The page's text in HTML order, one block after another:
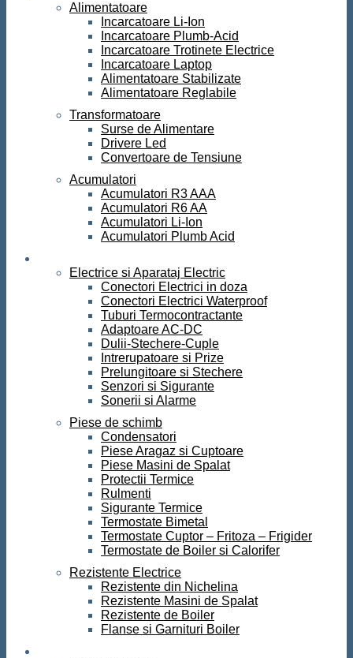
Alimentatoare
Incarcatoare Li-Ion
Incarcatoare Plumb-Acid
Incarcatoare Trotinete Electrice
Incarcatoare Laptop
Alimentatoare Stabilizate
Alimentatoare Reglabile
Transformatoare
Surse de Alimentare
Drivere Led
Convertoare de Tensiune
Acumulatori
Acumulatori R3 AAA
Acumulatori R6 AA
Acumulatori Li-Ion
Acumulatori Plumb Acid
Electrice si Aparataj Electric
Conectori Electrici in doza
Conectori Electrici Waterproof
Tuburi Termocontractante
Adaptoare AC-DC
Dulii-Stechere-Cuple
Intrerupatoare si Prize
Prelungitoare si Stechere
Senzori si Sigurante
Sonerii si Alarme
Piese de schimb
Condensatori
Piese Aragaz si Cuptoare
Piese Masini de Spalat
Protectii Termice
Rulmenti
Sigurante Termice
Termostate Bimetal
Termostate Cuptor – Fritoza – Frigider
Termostate de Boiler si Calorifer
Rezistente Electrice
Rezistente din Nichelina
Rezistente Masini de Spalat
Rezistente de Boiler
Flanse si Garnituri Boiler